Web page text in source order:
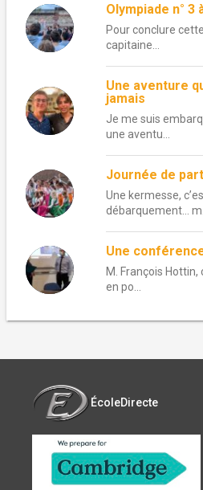
Olympiade n° 3
Pour conclure
capitaine...
Une aventure
jamais
Je me suis
une aventu...
Journée de
Une kermesse,
débarquement… m...
Une
M. François
en po...
ÉcoleDirecte